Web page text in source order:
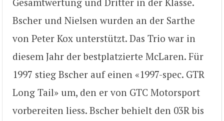
Bscher und Nielsen wurden an der Sarthe
von Peter Kox unterstützt. Das Trio war in
diesem Jahr der bestplatzierte McLaren. Für
1997 stieg Bscher auf einen «1997-spec. GTR
Long Tail» um, den er von GTC Motorsport
vorbereiten liess. Bscher behielt den 03R bis